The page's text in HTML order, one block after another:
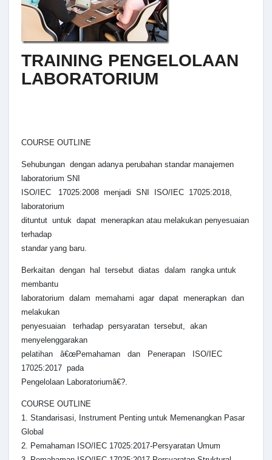
TRAINING PENGELOLAAN
LABORATORIUM
COURSE OUTLINE
Sehubungan dengan adanya perubahan standar manajemen
laboratorium SNI
ISO/IEC 17025:2008 menjadi SNI ISO/IEC 17025:2018,
laboratorium
dituntut untuk dapat menerapkan atau melakukan penyesuaian
terhadap
standar yang baru.
Berkaitan dengan hal tersebut diatas dalam rangka untuk
membantu
laboratorium dalam memahami agar dapat menerapkan dan
melakukan
penyesuaian terhadap persyaratan tersebut, akan
menyelenggarakan
pelatihan â€œPemahaman dan Penerapan ISO/IEC
17025:2017 pada
Pengelolaan Laboratoriumâ€?.
COURSE OUTLINE
1. Standarisasi, Instrument Penting untuk Memenangkan Pasar
Global
2. Pemahaman ISO/IEC 17025:2017-Persyaratan Umum